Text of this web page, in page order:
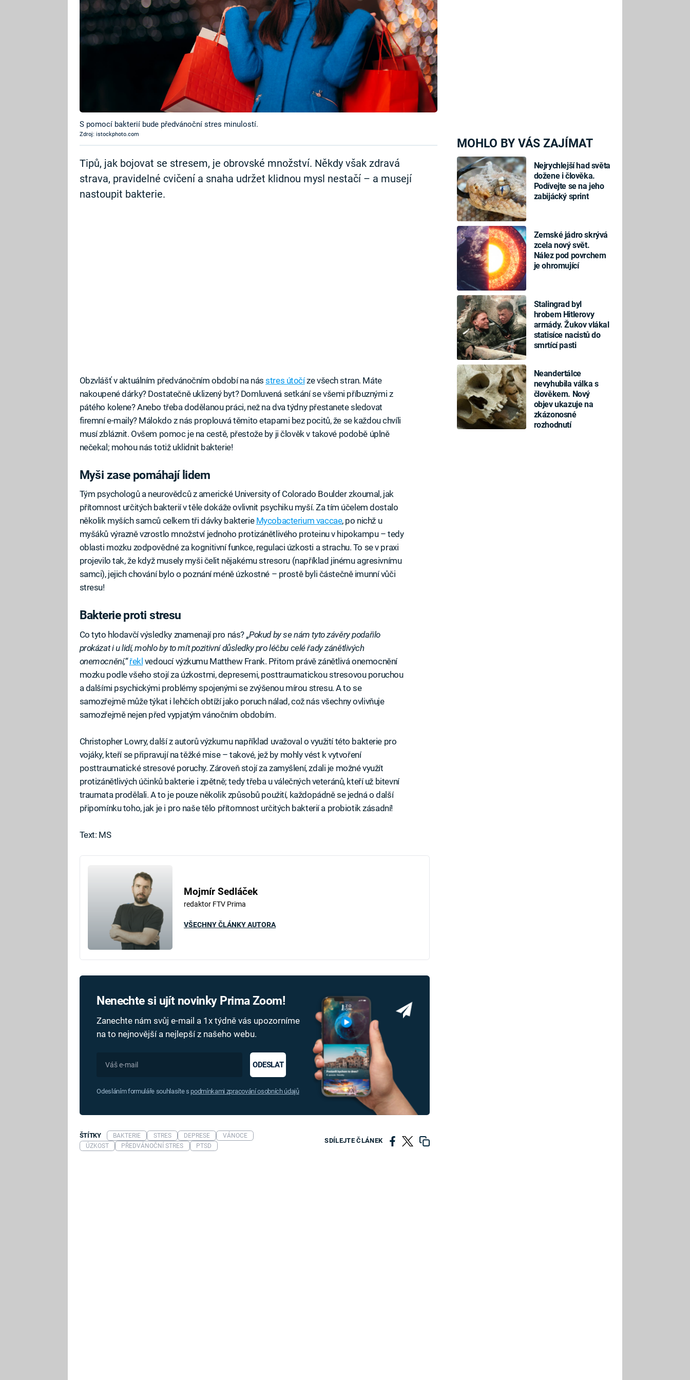
MOHLO BY VÁS ZAJÍMAT
Nejrychlejší had světa
dožene i člověka.
Podívejte se na jeho
zabijácký sprint
Zemské jádro skrývá
zcela nový svět.
Nález pod povrchem
je ohromující
Stalingrad byl
hrobem Hitlerovy
armády. Žukov vlákal
statisíce nacistů do
smrtící pasti
Neandertálce
nevyhubila válka s
člověkem. Nový
objev ukazuje na
zkázonosné
rozhodnutí
S pomocí bakterií bude předvánoční stres minulostí.
Zdroj: istockphoto.com
Tipů, jak bojovat se stresem, je obrovské množství. Někdy však zdravá
strava, pravidelné cvičení a snaha udržet klidnou mysl nestačí – a musejí
nastoupit bakterie.
Obzvlášť v aktuálním předvánočním období na násstres útočíze všech stran. Máte
nakoupené dárky? Dostatečně uklizený byt? Domluvená setkání se všemi příbuznými z
pátého kolene? Anebo třeba dodělanou práci, než na dva týdny přestanete sledovat
firemní e-maily? Málokdo z nás proplouvá těmito etapami bez pocitů, že se každou chvíli
musí zbláznit. Ovšem pomoc je na cestě, přestože by ji člověk v takové podobě úplně
nečekal; mohou nás totiž uklidnit bakterie!
Myši zase pomáhají lidem
Tým psychologů a neurovědců z americké University of Colorado Boulder zkoumal, jak
přítomnost určitých bakterií v těle dokáže ovlivnit psychiku myší. Za tím účelem dostalo
několik myších samců celkem tři dávky bakterie Mycobacterium vaccae, po nichž u
myšáků výrazně vzrostlo množství jednoho protizánětlivého proteinu v hipokampu – tedy
oblasti mozku zodpovědné za kognitivní funkce, regulaci úzkosti a strachu. To se v praxi
projevilo tak, že když musely myši čelit nějakému stresoru (například jinému agresivnímu
samci), jejich chování bylo o poznání méně úzkostné – prostě byli částečně imunní vůči
stresu!
Bakterie proti stresu
Co tyto hlodavčí výsledky znamenají pro nás? „Pokud by se nám tyto závěry podařilo
prokázat i u lidí, mohlo by to mít pozitivní důsledky pro léčbu celé řady zánětlivých
onemocnění,“ řekl vedoucí výzkumu Matthew Frank. Přitom právě zánětlivá onemocnění
mozku podle všeho stojí za úzkostmi, depresemi, posttraumatickou stresovou poruchou
a dalšími psychickými problémy spojenými se zvýšenou mírou stresu. A to se
samozřejmě může týkat i lehčích obtíží jako poruch nálad, což nás všechny ovlivňuje
samozřejmě nejen před vypjatým vánočním obdobím.
Christopher Lowry, další z autorů výzkumu například uvažoval o využití této bakterie pro
vojáky, kteří se připravují na těžké mise – takové, jež by mohly vést k vytvoření
posttraumatické stresové poruchy. Zároveň stojí za zamyšlení, zdali je možné využít
protizánětlivých účinků bakterie i zpětně; tedy třeba u válečných veteránů, kteří už bitevní
traumata prodělali. A to je pouze několik způsobů použití, každopádně se jedná o další
připomínku toho, jak je i pro naše tělo přítomnost určitých bakterií a probiotik zásadní!
Text: MS
Mojmír Sedláček
redaktor FTV Prima
VŠECHNY ČLÁNKY AUTORA
Nenechte si ujít novinky Prima Zoom!
Zanechte nám svůj e-mail a 1x týdně vás upozorníme
na to nejnovější a nejlepší z našeho webu.
ODESLAT
Odesláním formuláře souhlasíte s podmínkami zpracování osobních údajů
SDÍLEJTE ČLÁNEK
ŠTÍTKY BAKTERIE STRES DEPRESE
VÁNOCE
ÚZKOST
PŘEDVÁNOČNÍ STRES PTSD